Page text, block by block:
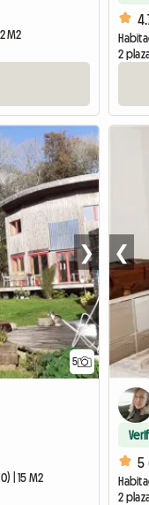
M2
2
5
❯
| 15 M2
❮
5
2